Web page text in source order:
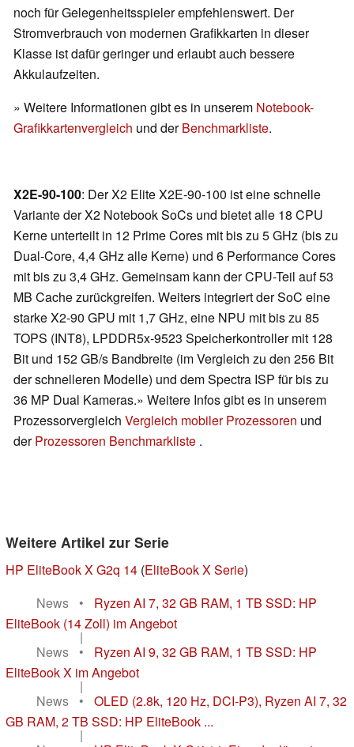
noch für Gelegenheitsspieler empfehlenswert. Der
Stromverbrauch von modernen Grafikkarten in dieser
Klasse ist dafür geringer und erlaubt auch bessere
Akkulaufzeiten.
» Weitere Informationen gibt es in unserem Notebook-
Grafikkartenvergleich und derBenchmarkliste.
X2E-90-100: Der X2 Elite X2E-90-100 ist eine schnelle
Variante der X2 Notebook SoCs und bietet alle 18 CPU
Kerne unterteilt in 12 Prime Cores mit bis zu 5 GHz (bis zu
Dual-Core, 4,4 GHz alle Kerne) und 6 Performance Cores
mit bis zu 3,4 GHz. Gemeinsam kann der CPU-Teil auf 53
MB Cache zurückgreifen. Weiters integriert der SoC eine
starke X2-90 GPU mit 1,7 GHz, eine NPU mit bis zu 85
TOPS (INT8), LPDDR5x-9523 Speicherkontroller mit 128
Bit und 152 GB/s Bandbreite (im Vergleich zu den 256 Bit
der schnelleren Modelle) und dem Spectra ISP für bis zu
36 MP Dual Kameras.» Weitere Infos gibt es in unserem
Prozessorvergleich Vergleich mobiler Prozessoren und
derProzessoren Benchmarkliste .
Weitere Artikel zur Serie
HP EliteBook X G2q 14 (EliteBook X Serie)
News
•
Ryzen AI 7, 32 GB RAM, 1 TB SSD: HP
EliteBook (14 Zoll) im Angebot
|
News
•
Ryzen AI 9, 32 GB RAM, 1 TB SSD: HP
EliteBook X im Angebot
|
News
•
OLED (2.8k, 120 Hz, DCI-P3), Ryzen AI 7, 32
GB RAM, 2 TB SSD: HP EliteBook ...
|